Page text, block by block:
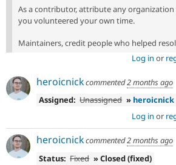
As a contributor, attribute any
you volunteered your own time.
Maintainers, credit people who helped
Log in or
heroicnickcommented2 months ago
Assigned: Unassigned » heroicnick
Log in or
heroicnickcommented2 months ago
Status: Fixed » Closed (fixed)